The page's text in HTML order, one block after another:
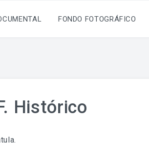
FONDO FOTOGRÁFICO
Histórico